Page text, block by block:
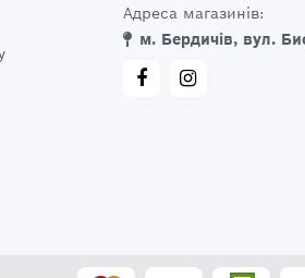
Адреса магазинів:
м. Бердичів, вул.